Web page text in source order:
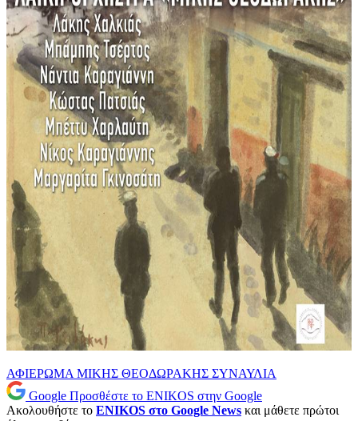
ΑΦΙΕΡΩΜΑ ΜΙΚΗΣ ΘΕΟΔΩΡΑΚΗΣ ΣΥΝΑΥΛΙΑ
Google Προσθέστε το ENIKOS στην Google
Ακολουθήστε το ENIKOS στο Google News και μάθετε πρώτοι